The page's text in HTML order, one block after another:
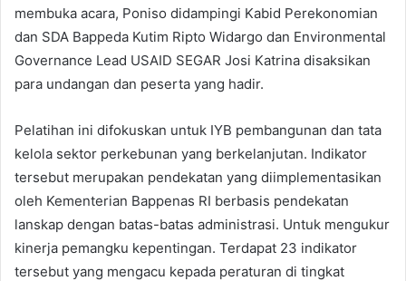
membuka acara, Poniso didampingi Kabid Perekonomian
dan SDA Bappeda Kutim Ripto Widargo dan Environmental
Governance Lead USAID SEGAR Josi Katrina disaksikan
para undangan dan peserta yang hadir.
Pelatihan ini difokuskan untuk IYB pembangunan dan tata
kelola sektor perkebunan yang berkelanjutan. Indikator
tersebut merupakan pendekatan yang diimplementasikan
oleh Kementerian Bappenas RI berbasis pendekatan
lanskap dengan batas-batas administrasi. Untuk mengukur
kinerja pemangku kepentingan. Terdapat 23 indikator
tersebut yang mengacu kepada peraturan di tingkat